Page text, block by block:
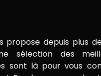
propose depuis plus
sélection des
sont là pour vous